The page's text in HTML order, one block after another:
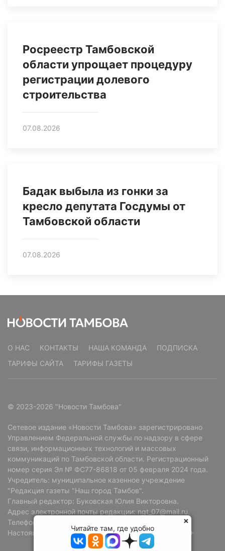
Росреестр Тамбовской
области упрощает процедуру
регистрации долевого
строительства
07.08.2026
Бадак выбыла из гонки за
кресло депутата Госдумы от
Тамбовской области
07.08.2026
О НАС КОНТАКТЫ НАША КОМАНДА
ПОДПИСКА
ТАРИФЫ САЙТА
ТАРИФЫ ГАЗЕТЫ
© 2023-2026 "Новости Тамбова"
Сетевое издание «Новости Тамбова» зарегистрировано
Управлением Федеральной службы по надзору в сфере
связи, информационных технологий и массовых
коммуникаций по Тамбовской области. Регистрационный
номер серия Эл № ФС77-86818 от 05 февраля 2024 года.
Учредитель: муниципальное казенное учреждение
"Редакция газеты "Наш город Тамбов".
Главный редактор: Буковская Юлия Викторовна.
Адрес электронной почты редакции: ngt_07@mail.ru.
Телефон редакции: +7 (4752) 72-69-37.
Настоящий ресурс может содержать материалы 18+
Читайте там, где удобно